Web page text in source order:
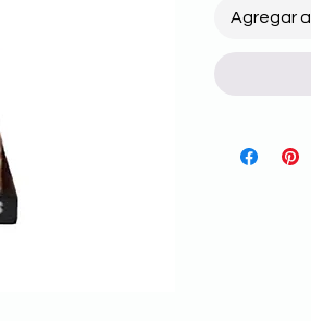
Agregar